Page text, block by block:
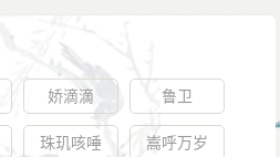
娇滴滴 鲁卫
珠玑咳唾 嵩呼万岁